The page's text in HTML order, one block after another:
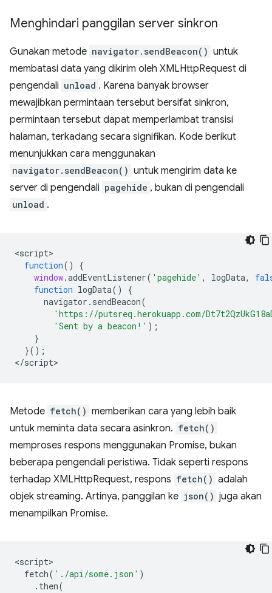
Menghindari panggilan server sinkron
Gunakan metode navigator.sendBeacon() untuk
membatasi data yang dikirim oleh XMLHttpRequest di
pengendali unload . Karena banyak browser
mewajibkan permintaan tersebut bersifat sinkron,
permintaan tersebut dapat memperlambat transisi
halaman, terkadang secara signifikan. Kode berikut
menunjukkan cara menggunakan
navigator.sendBeacon() untuk mengirim data ke
server di pengendali pagehide , bukan di pengendali
unload .
<script
function()
{
window.addEventListener( 'pagehide' , logData,
function logData()
{
navigator . sendBeacon(
'https://putsreq.herokuapp.com/
'Sent by a beacon!' );
}
}();
</script
Metode fetch() memberikan cara yang lebih baik
untuk meminta data secara asinkron. fetch()
memproses respons menggunakan Promise, bukan
beberapa pengendali peristiwa. Tidak seperti respons
terhadap XMLHttpRequest, respons fetch() adalah
objek streaming. Artinya, panggilan ke json() juga akan
menampilkan Promise.
<script
fetch( './api/some.json' )
. then(